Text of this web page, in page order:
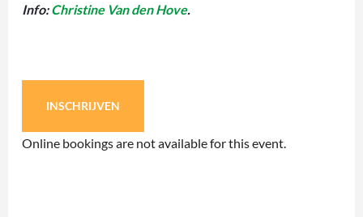
Info:Christine Van den Hove.
INSCHRIJVEN
Online bookings are not available for this event.